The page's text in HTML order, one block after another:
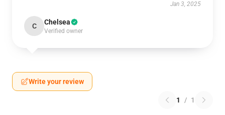
Jan 3, 2025
C Chelsea
Verified owner
Write your review
1 / 1